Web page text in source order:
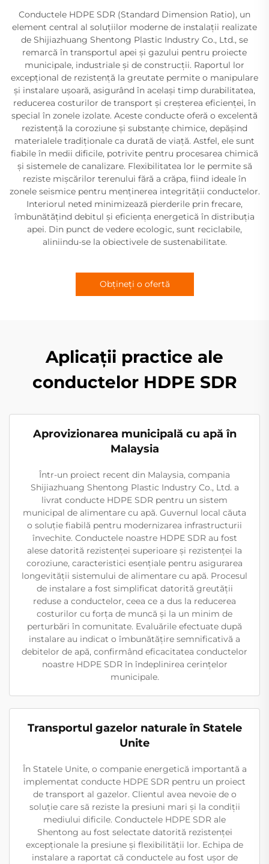
Conductele HDPE SDR (Standard Dimension Ratio), un
element central al soluțiilor moderne de instalații realizate
de Shijiazhuang Shentong Plastic Industry Co., Ltd., se
remarcă în transportul apei și gazului pentru proiecte
municipale, industriale și de construcții. Raportul lor
excepțional de rezistență la greutate permite o manipulare
și instalare ușoară, asigurând în același timp durabilitatea,
reducerea costurilor de transport și creșterea eficienței, în
special în zonele izolate. Aceste conducte oferă o excelentă
rezistență la coroziune și substanțe chimice, depășind
materialele tradiționale ca durată de viață. Astfel, ele sunt
fiabile în medii dificile, potrivite pentru procesarea chimică
și sistemele de canalizare. Flexibilitatea lor le permite să
reziste mișcărilor terenului fără a crăpa, fiind ideale în
zonele seismice pentru menținerea integrității conductelor.
Interiorul neted minimizează pierderile prin frecare,
îmbunătățind debitul și eficiența energetică în distribuția
apei. Din punct de vedere ecologic, sunt reciclabile,
aliniindu-se la obiectivele de sustenabilitate.
Obțineți o ofertă
Aplicații practice ale
conductelor HDPE SDR
Aprovizionarea municipală cu apă în
Malaysia
Într-un proiect recent din Malaysia, compania
Shijiazhuang Shentong Plastic Industry Co., Ltd. a
livrat conducte HDPE SDR pentru un sistem
municipal de alimentare cu apă. Guvernul local căuta
o soluție fiabilă pentru modernizarea infrastructurii
învechite. Conductele noastre HDPE SDR au fost
alese datorită rezistenței superioare și rezistenței la
coroziune, caracteristici esențiale pentru asigurarea
longevității sistemului de alimentare cu apă. Procesul
de instalare a fost simplificat datorită greutății
reduse a conductelor, ceea ce a dus la reducerea
costurilor cu forța de muncă și la un minim de
perturbări în comunitate. Evaluările efectuate după
instalare au indicat o îmbunătățire semnificativă a
debitelor de apă, confirmând eficacitatea conductelor
noastre HDPE SDR în îndeplinirea cerințelor
municipale.
Transportul gazelor naturale în Statele
Unite
În Statele Unite, o companie energetică importantă a
implementat conducte HDPE SDR pentru un proiect
de transport al gazelor. Clientul avea nevoie de o
soluție care să reziste la presiuni mari și la condiții
mediului dificile. Conductele HDPE SDR ale
Shentong au fost selectate datorită rezistenței
excepționale la presiune și flexibilității lor. Echipa de
instalare a raportat că conductele au fost ușor de